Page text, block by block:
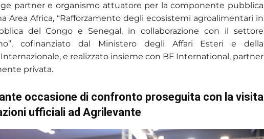
partner e organismo attuatore per la componente pubblica
Area Africa, “Rafforzamento degli ecosistemi agroalimentari in
del Congo e Senegal, in collaborazione con il settore
cofinanziato dal Ministero degli Affari Esteri e della
e realizzato insieme con BF International, partner
privata.
occasione di confronto proseguita con la visita
ufficiali ad Agrilevante